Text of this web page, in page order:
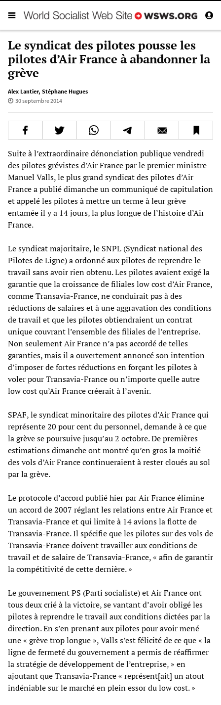
Le syndicat des pilotes pousse les
pilotes d’Air France à abandonner la
grève
Alex Lantier, Stéphane Hugues
30 septembre 2014
Suite à l’extraordinaire dénonciation publique vendredi
des pilotes grévistes d’Air France par le premier ministre
Manuel Valls, le plus grand syndicat des pilotes d’Air
France a publié dimanche un communiqué de capitulation
et appelé les pilotes à mettre un terme à leur grève
entamée il y a 14 jours, la plus longue de l’histoire d’Air
France.
Le syndicat majoritaire, le SNPL (Syndicat national des
Pilotes de Ligne) a ordonné aux pilotes de reprendre le
travail sans avoir rien obtenu. Les pilotes avaient exigé la
garantie que la croissance de filiales low cost d’Air France,
comme Transavia-France, ne conduirait pas à des
réductions de salaires et à une aggravation des conditions
de travail et que les pilotes obtiendraient un contrat
unique couvrant l’ensemble des filiales de l’entreprise.
Non seulement Air France n’a pas accordé de telles
garanties, mais il a ouvertement annoncé son intention
d’imposer de fortes réductions en forçant les pilotes à
voler pour Transavia-France ou n’importe quelle autre
low cost qu’Air France créerait à l’avenir.
SPAF, le syndicat minoritaire des pilotes d’Air France qui
représente 20 pour cent du personnel, demande à ce que
la grève se poursuive jusqu’au 2 octobre. De premières
estimations dimanche ont montré qu’en gros la moitié
des vols d’Air France continueraient à rester cloués au sol
par la grève.
Le protocole d’accord publié hier par Air France élimine
un accord de 2007 réglant les relations entre Air France et
Transavia-France et qui limite à 14 avions la flotte de
Transavia-France. Il spécifie que les pilotes sur des vols de
Transavia-France doivent travailler aux conditions de
travail et de salaire de Transavia-France, « afin de garantir
la compétitivité de cette dernière. »
Le gouvernement PS (Parti socialiste) et Air France ont
tous deux crié à la victoire, se vantant d’avoir obligé les
pilotes à reprendre le travail aux conditions dictées par la
direction. En s’en prenant aux pilotes pour avoir mené
une « grève trop longue », Valls s’est félicité de ce que « la
ligne de fermeté du gouvernement a permis de réaffirmer
la stratégie de développement de l’entreprise, » en
ajoutant que Transavia-France « représent[ait] un atout
indéniable sur le marché en plein essor du low cost. »